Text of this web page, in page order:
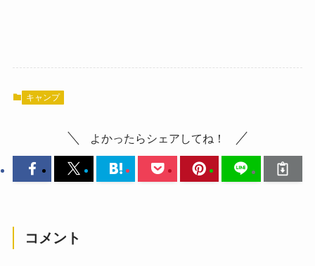
キャンプ
よかったらシェアしてね！
コメント